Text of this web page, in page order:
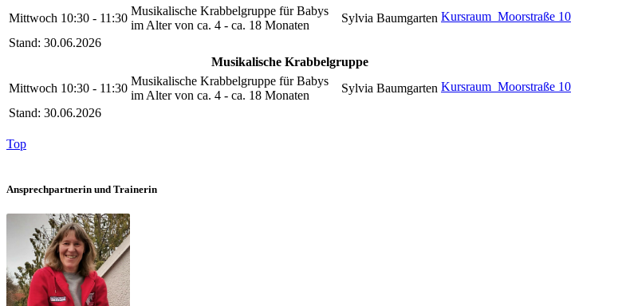
Mittwoch 10:30 - 11:30
Musikalische Krabbelgruppe für Babys
im Alter von ca. 4 - ca. 18 Monaten
Sylvia Baumgarten Kursraum  Moorstraße 10
Stand: 30.06.2026
Musikalische Krabbelgruppe
Mittwoch 10:30 - 11:30
Musikalische Krabbelgruppe für Babys
im Alter von ca. 4 - ca. 18 Monaten
Sylvia Baumgarten Kursraum  Moorstraße 10
Stand: 30.06.2026
Top
Ansprechpartnerin und Trainerin